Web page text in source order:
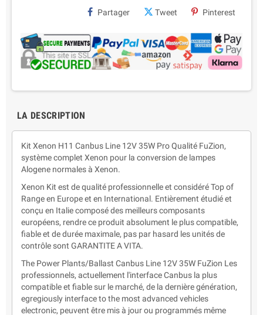
Partager Tweet Pinterest
LA DESCRIPTION
Kit Xenon H11 Canbus Line 12V 35W Pro Qualité FuZion,
système complet Xenon pour la conversion de lampes
Alogene normales à Xenon.
Xenon Kit est de qualité professionnelle et considéré Top of
Range en Europe et en International. Entièrement étudié et
conçu en Italie composé des meilleurs composants
européens, rendre ce produit absolument le plus compatible,
fiable et de durée maximale, pas par hasard les unités de
contrôle sont GARANTITE A VITA.
The Power Plants/Ballast Canbus Line 12V 35W FuZion Les
professionnels, actuellement l'interface Canbus la plus
compatible et fiable sur le marché, de la dernière génération,
egregiously interface to the most advanced vehicles
electronic, peuvent être mis à jour ou programmés même